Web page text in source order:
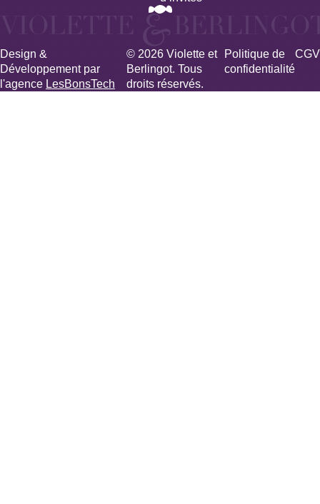
Design &
Développement par
l'agence LesBonsTech
© 2026 Violette et
Berlingot. Tous
droits réservés.
Politique de
confidentialité
CGV